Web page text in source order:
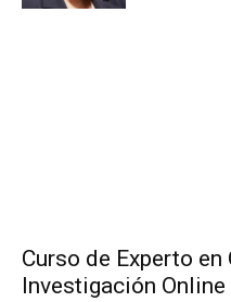
Curso de Experto
Investigación Online